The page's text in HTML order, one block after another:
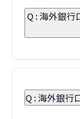
Q : 海外銀
Q : 海外銀行